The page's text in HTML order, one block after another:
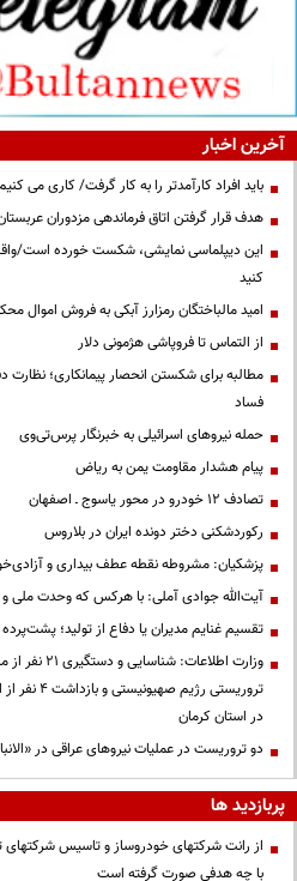
آخرین اخبار
باید افراد کارآمدتر را به کار گرفت/ کاری
هدف قرار گرفتن اتاق‌ فرماندهی مزدوران
این دیپلماسی نمایشی، شکست خورده است/
کنید
امید مالباختگان رمزارز آبکی به فروش اموال
از التماس تا فروپاشی هژمونی دلار
مطالبه برای شکستن انحصار پیمانکاری؛ نظارت
فساد
حمله نیروهای اسرائیلی به خبرنگار پرس‌تی‌وی
پیام هشدار مقاومت یمن به ریاض
تصادف ۱۲ خودرو در محور یاسوج ـ اصفهان
رکوردشکنی دختر دونده ایران در بلاروس
پزشکیان: مشروطه نقطه عطف بیداری و
آیت‌الله جوادی آملی: با هرکس که وحدت ملی و
تقسیم غنایم مدیران یا دفاع از تولید؛
وزارت
تروریستی
در استان کرمان
دو تروریست در عملیات نیروهای عراقی در
پربازدید ها
از رانت‌ شرکتهای خودروساز و تاسیس شرکتهای
با چه هدفی صورت گرفته است